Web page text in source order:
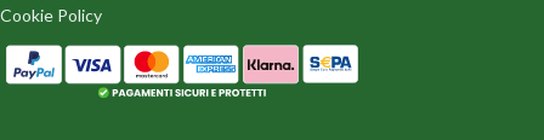
Cookie Policy